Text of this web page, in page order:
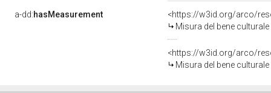
a-dd:hasMeasurement
<https://w3id.org/arco/
Misura del bene
<https://w3id.org/arco/
Misura del bene